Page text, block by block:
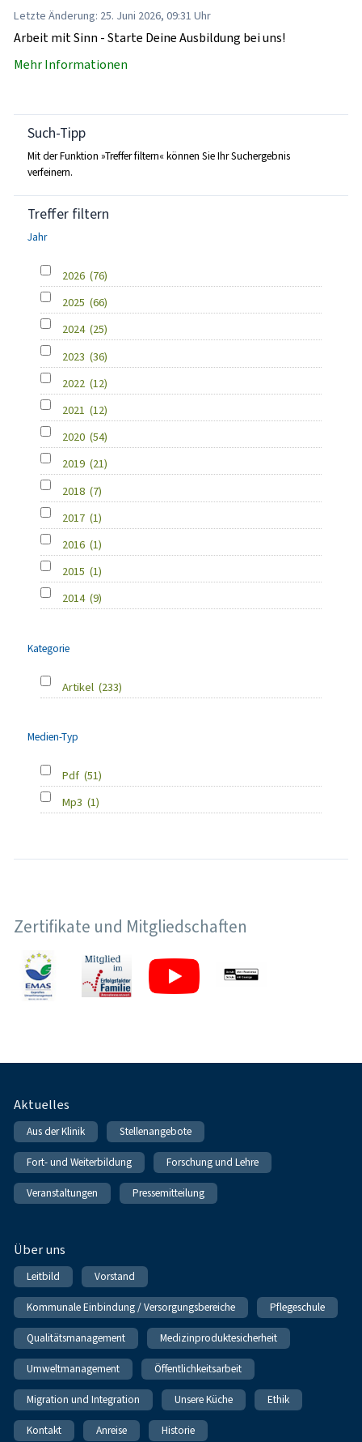
Letzte Änderung: 25. Juni 2026, 09:31 Uhr
Arbeit mit Sinn - Starte Deine Ausbildung bei uns!
Mehr Informationen
Such-Tipp
Mit der Funktion »Treffer filtern« können Sie Ihr Suchergebnis
verfeinern.
Treffer filtern
Jahr
2026 (76)
2025 (66)
2024 (25)
2023 (36)
2022 (12)
2021 (12)
2020 (54)
2019 (21)
2018 (7)
2017 (1)
2016 (1)
2015 (1)
2014 (9)
Kategorie
Artikel (233)
Medien-Typ
Pdf (51)
Mp3 (1)
Zertifikate und Mitgliedschaften
Fußnavigation
Aktuelles
Aus der Klinik Stellenangebote
Fort- und Weiterbildung Forschung und Lehre
Veranstaltungen Pressemitteilung
Über uns
Leitbild Vorstand
Kommunale Einbindung / Versorgungsbereiche Pflegeschule
Qualitätsmanagement Medizinproduktesicherheit
Umweltmanagement Öffentlichkeitsarbeit
Migration und Integration Unsere Küche Ethik
Kontakt Anreise Historie